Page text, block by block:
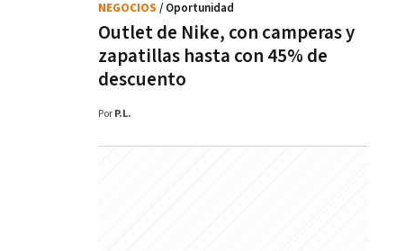
Outlet de Nike, con camperas y
zapatillas hasta con 45% de
descuento
NEGOCIOS / Oportunidad
Por P.L.